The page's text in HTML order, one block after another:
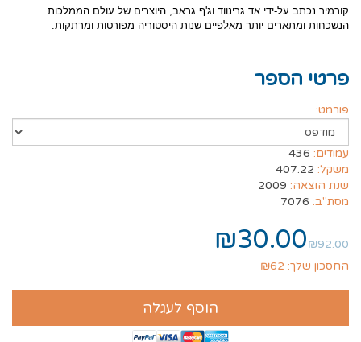
קורמיר נכתב על-ידי אד גרינווד וג'ף גראב, היוצרים של עולם הממלכות
הנשכחות ומתארים יותר מאלפיים שנות היסטוריה מפורטות ומרתקות.
פרטי הספר
פורמט:
עמודים: 436
משקל: 407.22
שנת הוצאה: 2009
מסת"ב: 7076
₪30.00₪92.00
החסכון שלך: ₪62
הוסף לעגלה